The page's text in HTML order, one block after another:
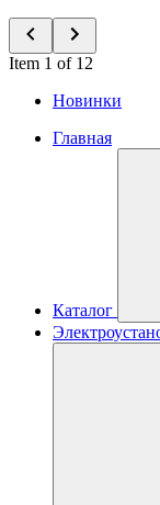
Item 1 of 12
Новинки
Главная
Каталог